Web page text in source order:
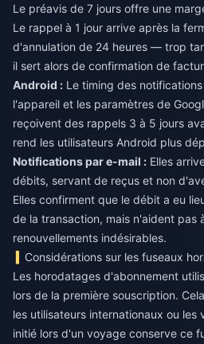
Le préavis de 7 jours offre une
Le rappel à 1 jour arrive après la
d'annulation de 24 heures — trop
il sert alors de confirmation de
Android : Le timing des
l'appareil et les paramètres de
reçoivent des rappels 3 à 5 jours
rend les utilisateurs Android plus
Notifications par e-mail : Elles
débits, servant de reçus et non
Elles confirment que le débit a eu
de la transaction, mais n'aident pas
renouvellements indésirables.
Considérations sur les fuseaux
Les horodatages d'abonnement
lors de la première souscription.
les utilisateurs internationaux ou les
initié lors d'un voyage conserve ce